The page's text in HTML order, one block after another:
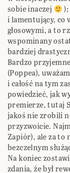
sobie inaczej
i lamentujący, co
głosowymi, a to
wspominany
bardziej
Bardzo
(Poppea),
i całość na tym
powiedzieć, jak
premierze, tutaj
jakoś nie zrobili
przyzwoicie.
Zapiór), ale za to
bezczelnym
Na koniec
zdania, że był